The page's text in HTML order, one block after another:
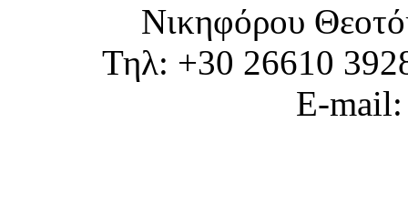
Νικηφόρου
Τηλ: +30 26610
E-